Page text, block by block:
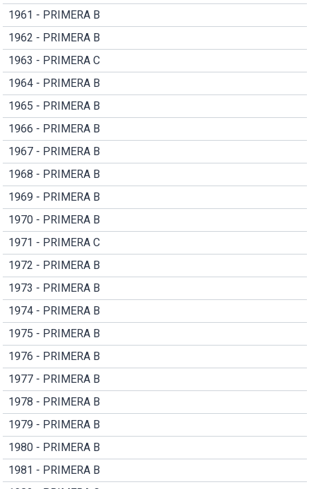
1961 - PRIMERA B
1962 - PRIMERA B
1963 - PRIMERA C
1964 - PRIMERA B
1965 - PRIMERA B
1966 - PRIMERA B
1967 - PRIMERA B
1968 - PRIMERA B
1969 - PRIMERA B
1970 - PRIMERA B
1971 - PRIMERA C
1972 - PRIMERA B
1973 - PRIMERA B
1974 - PRIMERA B
1975 - PRIMERA B
1976 - PRIMERA B
1977 - PRIMERA B
1978 - PRIMERA B
1979 - PRIMERA B
1980 - PRIMERA B
1981 - PRIMERA B